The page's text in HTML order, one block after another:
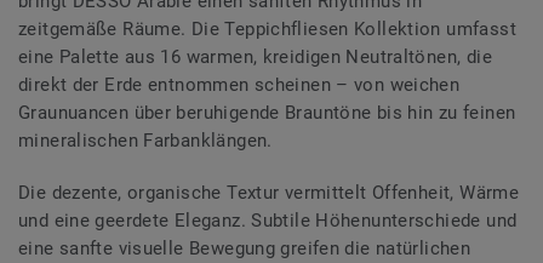
zeitgemäße Räume. Die Teppichfliesen Kollektion umfasst
eine Palette aus 16 warmen, kreidigen Neutraltönen, die
direkt der Erde entnommen scheinen – von weichen
Graunuancen über beruhigende Brauntöne bis hin zu feinen
mineralischen Farbanklängen.
Die dezente, organische Textur vermittelt Offenheit, Wärme
und eine geerdete Eleganz. Subtile Höhenunterschiede und
eine sanfte visuelle Bewegung greifen die natürlichen